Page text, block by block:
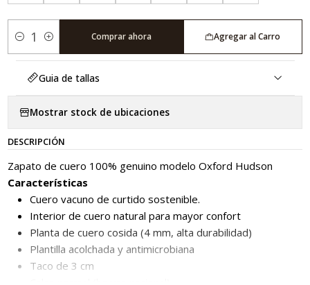
Cantidad
Agregar al Carro
Comprar ahora
Guia de tallas
Mostrar stock de ubicaciones
DESCRIPCIÓN
Zapato de cuero 100% genuino modelo Oxford Hudson
Características
Cuero vacuno de curtido sostenible.
Interior de cuero natural para mayor confort
Planta de cuero cosida (4 mm, alta durabilidad)
Plantilla acolchada y antimicrobiana
Taco de 3 cm